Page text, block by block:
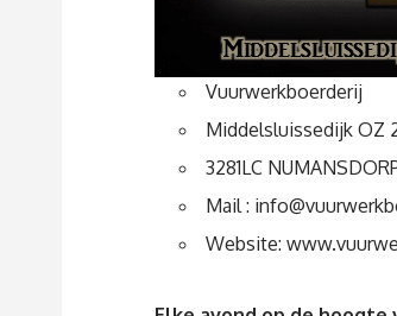
Vuurwerkboerderij
Middelsluissedijk OZ
3281LC
Mail :
Website: